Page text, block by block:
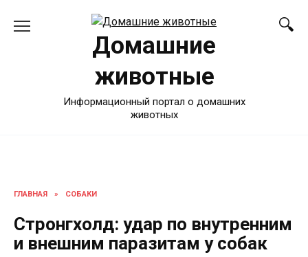
Домашние
животные
Информационный портал о домашних
животных
ГЛАВНАЯ » СОБАКИ
Стронгхолд: удар по внутренним
и внешним паразитам у собак